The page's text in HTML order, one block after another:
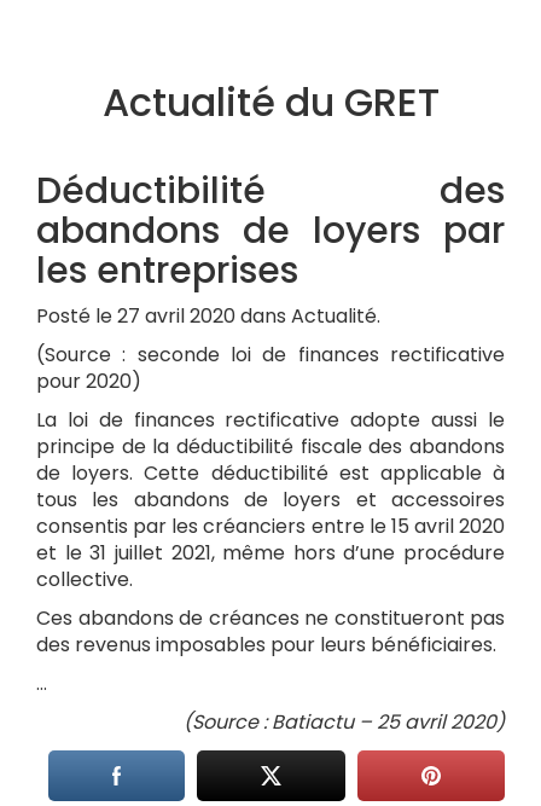
Actualité du GRET
Déductibilité des
abandons de loyers par
les entreprises
Posté le 27 avril 2020 dans Actualité.
(Source : seconde loi de finances rectificative
pour 2020)
La loi de finances rectificative adopte aussi le
principe de la déductibilité fiscale des abandons
de loyers. Cette déductibilité est applicable à
tous les abandons de loyers et accessoires
consentis par les créanciers entre le 15 avril 2020
et le 31 juillet 2021, même hors d’une procédure
collective.
Ces abandons de créances ne constitueront pas
des revenus imposables pour leurs bénéficiaires.
…
(Source : Batiactu – 25 avril 2020)